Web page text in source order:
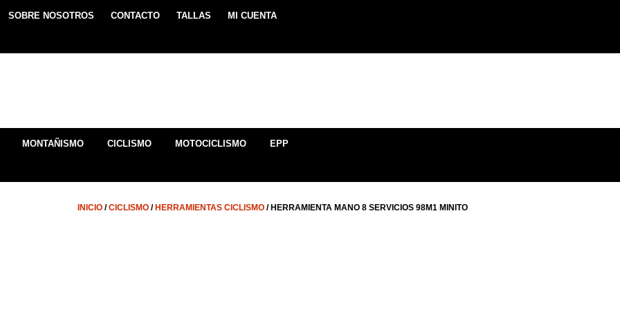
SOBRE NOSOTROS CONTACTO TALLAS MI CUENTA
MONTAÑISMO CICLISMO MOTOCICLISMO EPP
INICIO /CICLISMO /HERRAMIENTAS CICLISMO / HERRAMIENTA MANO 8 SERVICIOS 98M1 MINITO